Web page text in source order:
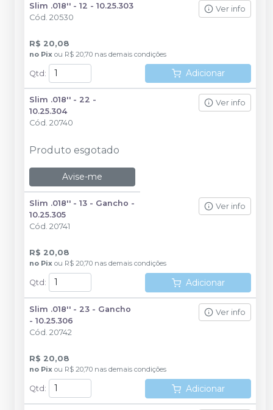
Slim .018'' - 12 - 10.25.303
Cód. 20530
Ver info
R$ 20,08
no Pix ou R$ 20,70 nas demais condições
Qtd: Adicionar
Slim .018'' - 22 -
10.25.304
Cód. 20740
Ver info
Produto esgotado
Avise-me
Slim .018'' - 13 - Gancho -
10.25.305
Cód. 20741
Ver info
R$ 20,08
no Pix ou R$ 20,70 nas demais condições
Qtd : Adicionar
Slim .018'' - 23 - Gancho
- 10.25.306
Cód. 20742
Ver info
R$ 20,08
no Pix ou R$ 20,70 nas demais condições
Qtd : Adicionar